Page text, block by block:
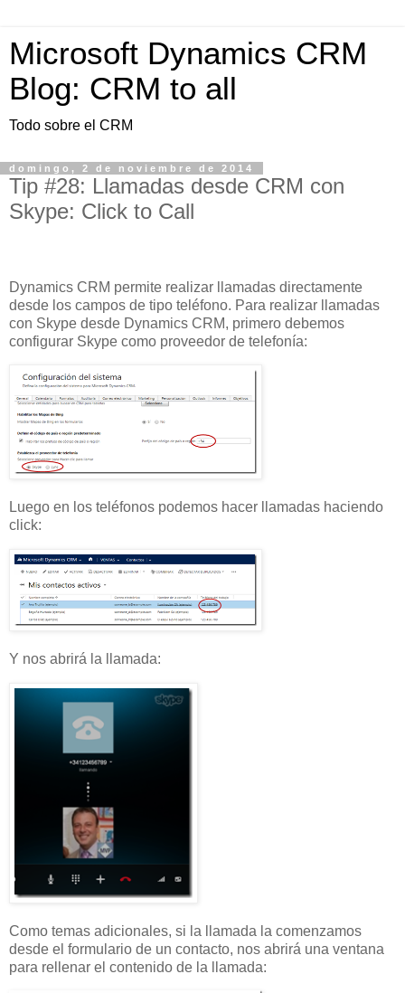
Microsoft Dynamics CRM
Blog: CRM to all
Todo sobre el CRM
domingo, 2 de noviembre de 2014
Tip #28: Llamadas desde CRM con
Skype: Click to Call
Dynamics CRM permite realizar llamadas directamente
desde los campos de tipo teléfono. Para realizar llamadas
con Skype desde Dynamics CRM, primero debemos
configurar Skype como proveedor de telefonía:
Luego en los teléfonos podemos hacer llamadas haciendo
click:
Y nos abrirá la llamada:
Como temas adicionales, si la llamada la comenzamos
desde el formulario de un contacto, nos abrirá una ventana
para rellenar el contenido de la llamada: